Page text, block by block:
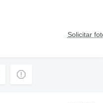
Solicitar